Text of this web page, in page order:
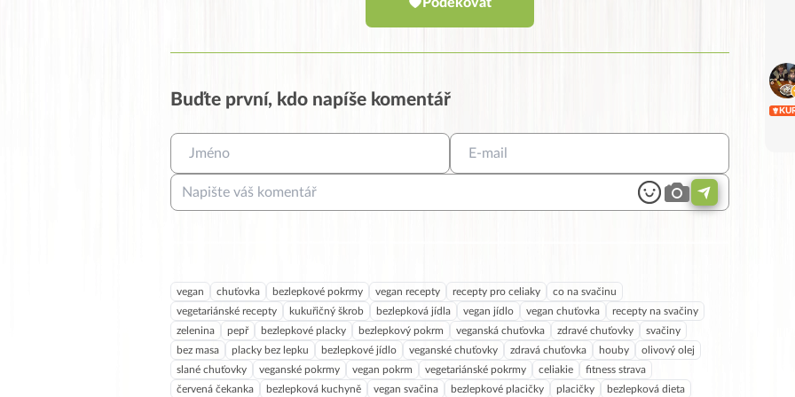
Poděkovat
Buďte první, kdo napíše komentář
vegan chuťovka bezlepkové pokrmy vegan recepty recepty pro celiaky
co na svačinu
vegetariánské recepty
kukuřičný škrob bezlepková jídla vegan jídlo vegan chuťovka
recepty na svačiny
zelenina
pepř bezlepkové placky bezlepkový pokrm veganská chuťovka zdravé chuťovky
svačiny
bez masa
placky bez lepku bezlepkové jídlo veganské chuťovky zdravá chuťovka houby
olivový olej
slané chuťovky
veganské pokrmy vegan pokrm vegetariánské pokrmy celiakie
fitness strava
červená čekanka
bezlepková kuchyně vegan svačina bezlepkové placičky placičky bezlepková dieta